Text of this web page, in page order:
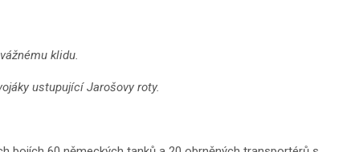
klidu.
ustupující Jarošovy roty.